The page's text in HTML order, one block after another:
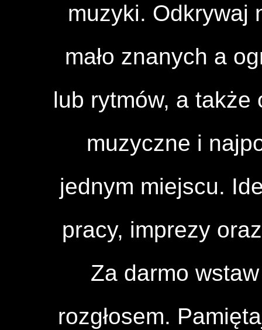
muzyki. Odkrywaj
mało znanych a
lub rytmów, a także
muzyczne i
jednym miejscu.
pracy, imprezy
Za darmo
rozgłosem.